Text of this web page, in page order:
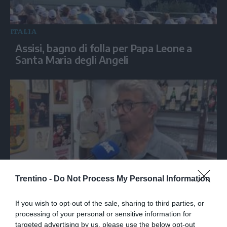
Trentino - Do Not Process My Personal Information
If you wish to opt-out of the sale, sharing to third parties, or
processing of your personal or sensitive information for
targeted advertising by us, please use the below opt-out
ITALIA
Assisi, bagno di folla per Papa Leone a
Santa Maria degli Angeli
tirava tardi: «Qua viveva di notte»